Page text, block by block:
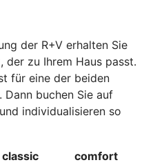
der R+V erhalten Sie
der zu Ihrem Haus passt.
für eine der beiden
buchen Sie auf
individualisieren so
classic
comfort